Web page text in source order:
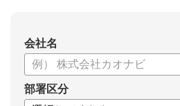
【資料の内容】
・早期離職が起こる原因
・早期離職は会社にも影響がある？
会社名
部署区分